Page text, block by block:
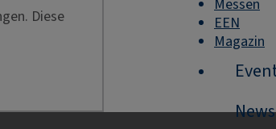
Messen
EEN
Magazin
News
Diese